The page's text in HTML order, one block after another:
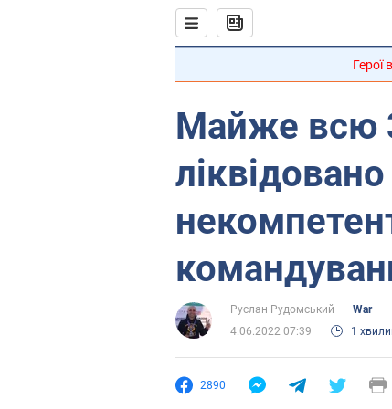
Герої
Майже всю
Руслан Рудомський
War
4.06.2022 07:39
1
2890